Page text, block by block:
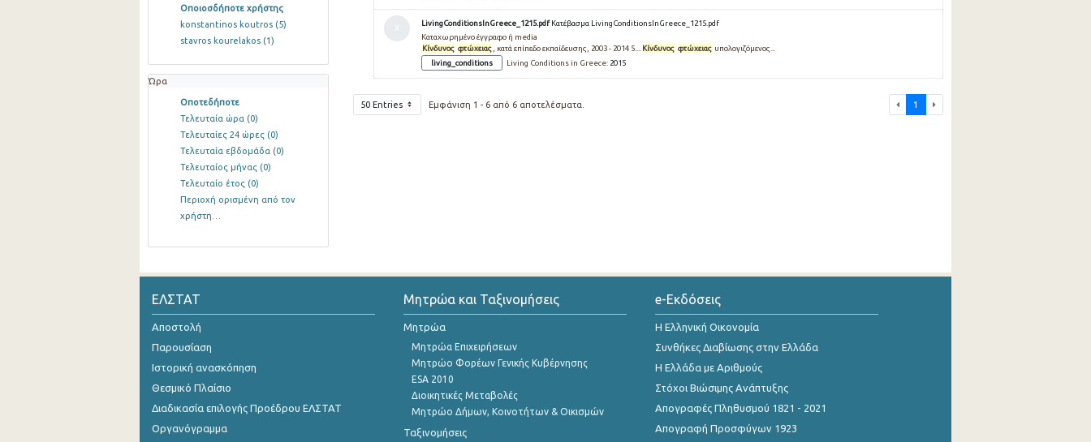
Οποιοσδήποτε χρήστης
konstantinos koutros (5)
stavros kourelakos (1)
Ώρα
Οποτεδήποτε
Τελευταία ώρα (0)
Τελευταίες 24 ώρες (0)
Τελευταία εβδομάδα (0)
Τελευταίος μήνας (0)
Τελευταίο έτος (0)
Περιοχή ορισμένη από τον
χρήστη…
LivingConditionsInGreece_1215.pdf Κατέβασμα LivingConditionsInGreece_1215.pdf
Καταχωρημένο έγγραφο ή media
Κίνδυνος φτώχειας , κατά επίπεδο εκπαίδευσης, 2003 - 2014 5.... Κίνδυνος φτώχειας υπολογιζόμενος...
living_conditions
Living Conditions in Greece: 2015
50 Entries Εμφάνιση 1 - 6 από 6 αποτελέσματα. 1
ΕΛΣΤΑΤ
Αποστολή
Παρουσίαση
Ιστορική ανασκόπηση
Θεσμικό Πλαίσιο
Διαδικασία επιλογής Προέδρου ΕΛΣΤΑΤ
Οργανόγραμμα
Μητρώα και Ταξινομήσεις
Μητρώα
Μητρώα Επιχειρήσεων
Μητρώο Φορέων Γενικής Κυβέρνησης
ESA 2010
Διοικητικές Μεταβολές
Μητρώο Δήμων, Κοινοτήτων & Οικισμών
Ταξινομήσεις
e-Εκδόσεις
Η Ελληνική Οικονομία
Συνθήκες Διαβίωσης στην Ελλάδα
Η Ελλάδα με Αριθμούς
Στόχοι Βιώσιμης Ανάπτυξης
Απογραφές Πληθυσμού 1821 - 2021
Απογραφή Προσφύγων 1923